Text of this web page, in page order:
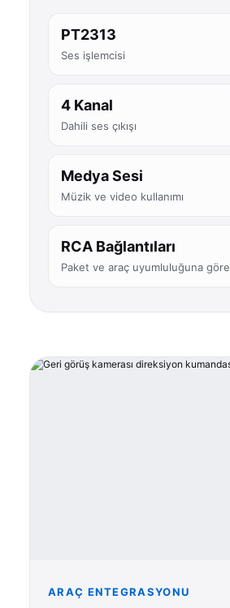
PT2313
Ses işlemcisi
4 Kanal
Dahili ses çıkışı
Medya Sesi
Müzik ve video kullanımı
RCA Bağlantıları
Paket ve araç uyumluluğuna göre
ARAÇ ENTEGRASYONU